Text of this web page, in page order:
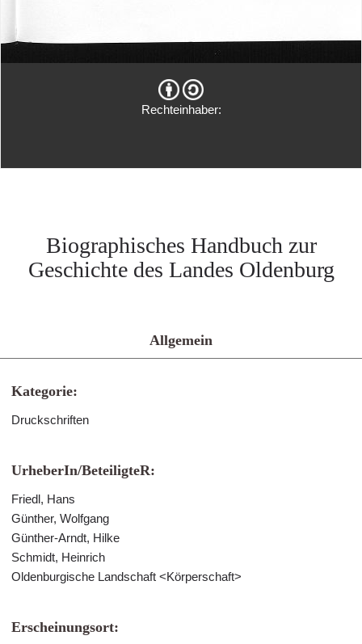
Rechteinhaber:
Biographisches Handbuch zur
Geschichte des Landes Oldenburg
Allgemein
Kategorie:
Druckschriften
UrheberIn/BeteiligteR:
Friedl, Hans
Günther, Wolfgang
Günther-Arndt, Hilke
Schmidt, Heinrich
Oldenburgische Landschaft <Körperschaft>
Erscheinungsort: